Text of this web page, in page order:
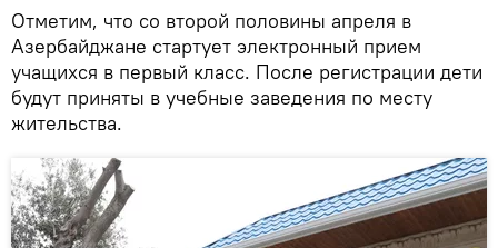
Отметим, что со второй половины апреля в
Азербайджане стартует электронный прием
учащихся в первый класс. После регистрации дети
будут приняты в учебные заведения по месту
жительства.